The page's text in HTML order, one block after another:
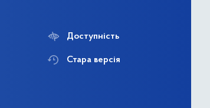
Доступність
Стара версія